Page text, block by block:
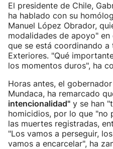
El presidente de Chile,
ha hablado con su
Manuel López Obrador,
modalidades de apoyo"
que se está coordinando
Exteriores. "Qué
los momentos duros", ha
Horas antes, el
Mundaca, ha remarcado
intencionalidad" y se han
homicidios, por lo que "no
las muertes registradas,
"Los vamos a perseguir,
vamos a encarcelar", ha